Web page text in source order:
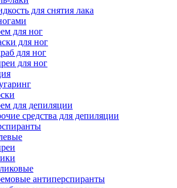
для снятия лака
для ног
для ног
для ног
для ног
для депиляции
средства для депиляции
антиперспиранты